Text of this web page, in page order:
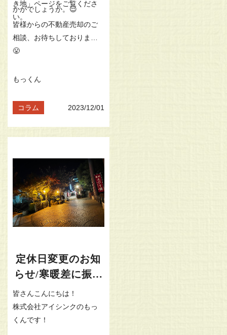
かがでしょうか。😌
き地」ページをご覧くださ
い。
皆様からの不動産売却のご
相談、お待ちしております
😤
もっくん
コラム 2023/12/01
定休日変更のお知
らせ/寒暖差に振り
回される日々
皆さんこんにちは！
株式会社アイシンクのもっ
くんです！